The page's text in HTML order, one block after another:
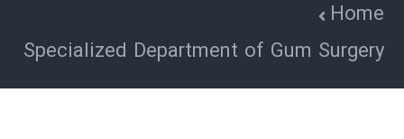
Home
Specialized Department of Gum Surgery